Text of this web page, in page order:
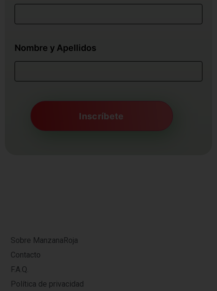
Nombre y Apellidos
Sobre ManzanaRoja
Contacto
F.A.Q.
Política de privacidad